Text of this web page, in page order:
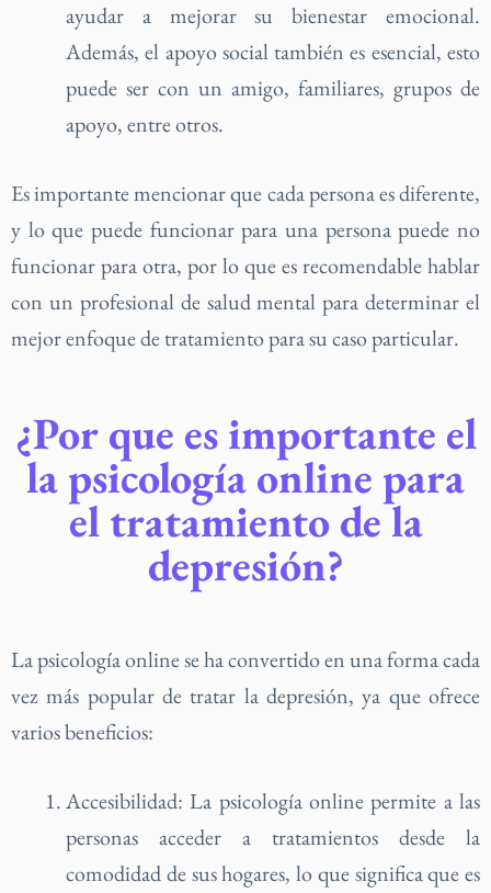
ayudar a mejorar su bienestar emocional.
Además, el apoyo social también es esencial, esto
puede ser con un amigo, familiares, grupos de
apoyo, entre otros.
Es importante mencionar que cada persona es diferente,
y lo que puede funcionar para una persona puede no
funcionar para otra, por lo que es recomendable hablar
con un profesional de salud mental para determinar el
mejor enfoque de tratamiento para su caso particular.
¿Por que es importante el
la psicología online para
el tratamiento de la
depresión?
La psicología online se ha convertido en una forma cada
vez más popular de tratar la depresión, ya que ofrece
varios beneficios:
Accesibilidad: La psicología online permite a las
personas acceder a tratamientos desde la
comodidad de sus hogares, lo que significa que es